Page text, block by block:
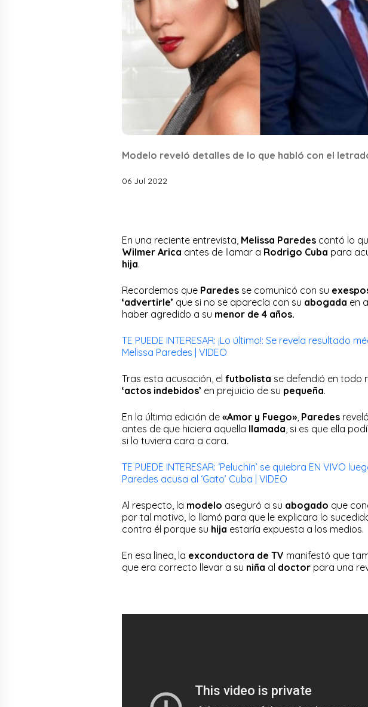
Modelo reveló detalles de lo que habló con el
06 Jul 2022
En una reciente entrevista, Melissa Paredes contó lo
Wilmer Arica antes de llamar a Rodrigo Cuba para
hija.
Recordemos que Paredes se comunicó con su
‘advertirle’ que si no se aparecía con su abogada en
haber agredido a su menor de 4 años.
TE PUEDE INTERESAR: ¡Lo último!: Se revela resultado
Melissa Paredes | VIDEO
Tras esta acusación, el futbolista se defendió en todo
‘actos indebidos’ en prejuicio de su pequeña.
En la última edición de «Amor y Fuego» Paredes
antes de que hiciera aquella llamada , si es que ella
si lo tuviera cara a cara.
TE PUEDE INTERESAR: ‘Peluchín’ se quiebra EN VIVO
Paredes acusa al ‘Gato’ Cuba | VIDEO
Al respecto, la modelo aseguró a su abogado que
por tal motivo, lo llamó para que le explicara lo
contra él porque su hija estaría expuesta a los medios.
En esa línea, la exconductora de TV manifestó que
que era correcto llevar a su niña al doctor para una